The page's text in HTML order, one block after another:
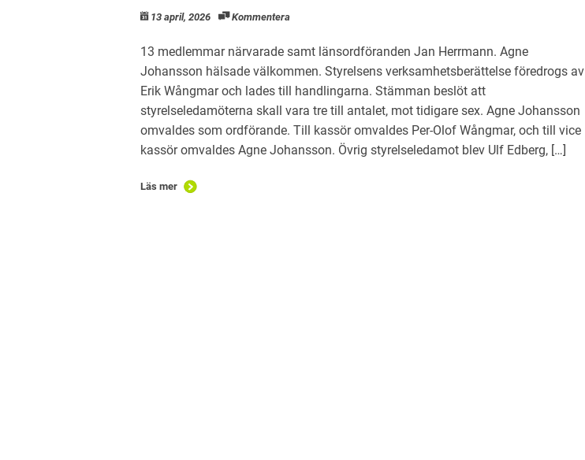
13 april, 2026 Kommentera
13 medlemmar närvarade samt länsordföranden Jan Herrmann. Agne
Johansson hälsade välkommen. Styrelsens verksamhetsberättelse föredrogs av
Erik Wångmar och lades till handlingarna. Stämman beslöt att
styrelseledamöterna skall vara tre till antalet, mot tidigare sex. Agne Johansson
omvaldes som ordförande. Till kassör omvaldes Per-Olof Wångmar, och till vice
kassör omvaldes Agne Johansson. Övrig styrelseledamot blev Ulf Edberg, […]
Läs mer